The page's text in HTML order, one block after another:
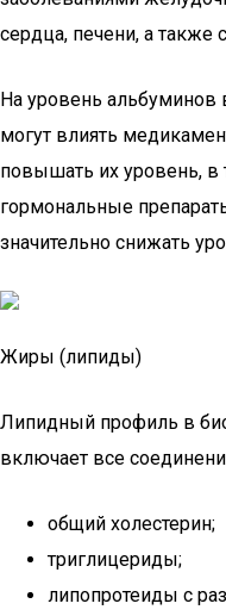
сердца, печени, а также
На уровень альбуминов
могут влиять
повышать их уровень, в
гормональные
значительно снижать
Жиры (липиды)
Липидный профиль в
включает все
общий холестерин;
триглицериды;
липопротеиды с